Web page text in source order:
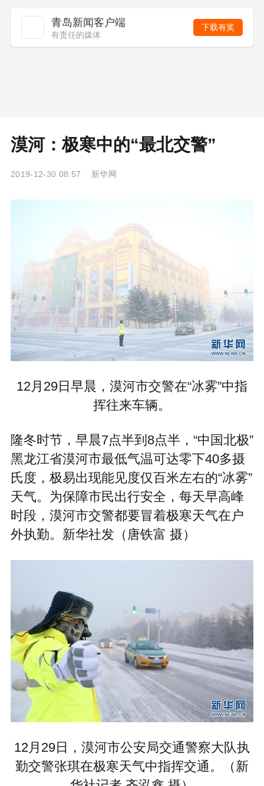
青岛新闻客户端
有责任的媒体
下载有奖
漠河：极寒中的“最北交警”
2019-12-30 08:57 新华网
12月29日早晨，漠河市交警在“冰雾”中指
挥往来车辆。
隆冬时节，早晨7点半到8点半，“中国北极”
黑龙江省漠河市最低气温可达零下40多摄
氏度，极易出现能见度仅百米左右的“冰雾”
天气。为保障市民出行安全，每天早高峰
时段，漠河市交警都要冒着极寒天气在户
外执勤。新华社发（唐铁富 摄）
12月29日，漠河市公安局交通警察大队执
勤交警张琪在极寒天气中指挥交通。（新